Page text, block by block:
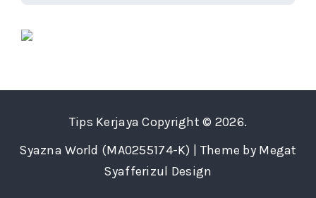
Tips Kerjaya Copyright © 2026.
Syazna World (MA0255174-K) | Theme by Megat
Syafferizul Design